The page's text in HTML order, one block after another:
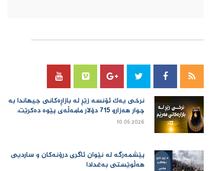
نرخی یەك ئۆنسە زێڕ لە بازاڕەكانی جیهاندا بە
چوار هەزارو 715 دۆلار مامەڵەی پێوە دەكرێت.
10.05.2026
پێشمەرگە لە نێوان ئاگری درۆنەکان و ساردیی
هەڵوێستی بەغدادا